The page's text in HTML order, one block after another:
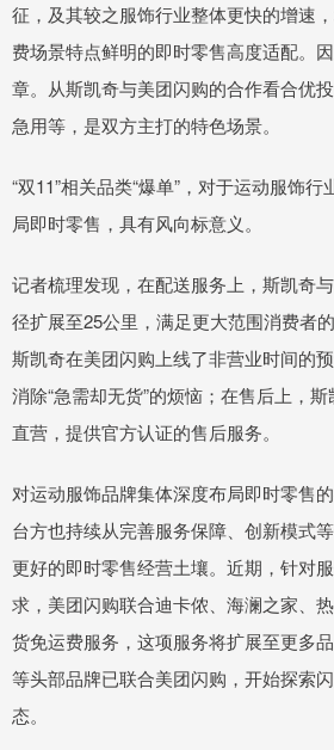
征，及其较之服饰行业整体更快的增速
费场景特点鲜明的即时零售高度适配。因
章。从斯凯奇与美团闪购的合作看合优
急用等，是双方主打的特色场景。
“双11”相关品类“爆单”，对于运动服饰
局即时零售，具有风向标意义。
记者梳理发现，在配送服务上，斯凯奇
径扩展至25公里，满足更大范围消费者
斯凯奇在美团闪购上线了非营业时间的
消除“急需却无货”的烦恼；在售后上，
直营，提供官方认证的售后服务。
对运动服饰品牌集体深度布局即时零售
台方也持续从完善服务保障、创新模式
更好的即时零售经营土壤。近期，针对
求，美团闪购联合迪卡侬、海澜之家、
货免运费服务，这项服务将扩展至更多
等头部品牌已联合美团闪购，开始探索
态。